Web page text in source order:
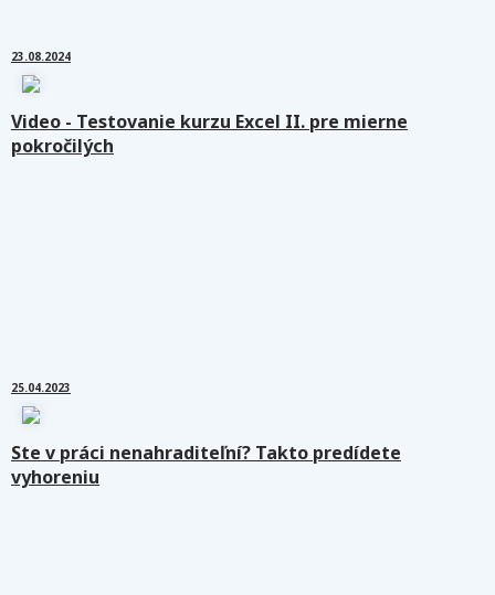
23.08.2024
Video - Testovanie kurzu Excel II. pre mierne
pokročilých
25.04.2023
Ste v práci nenahraditeľní? Takto predídete
vyhoreniu